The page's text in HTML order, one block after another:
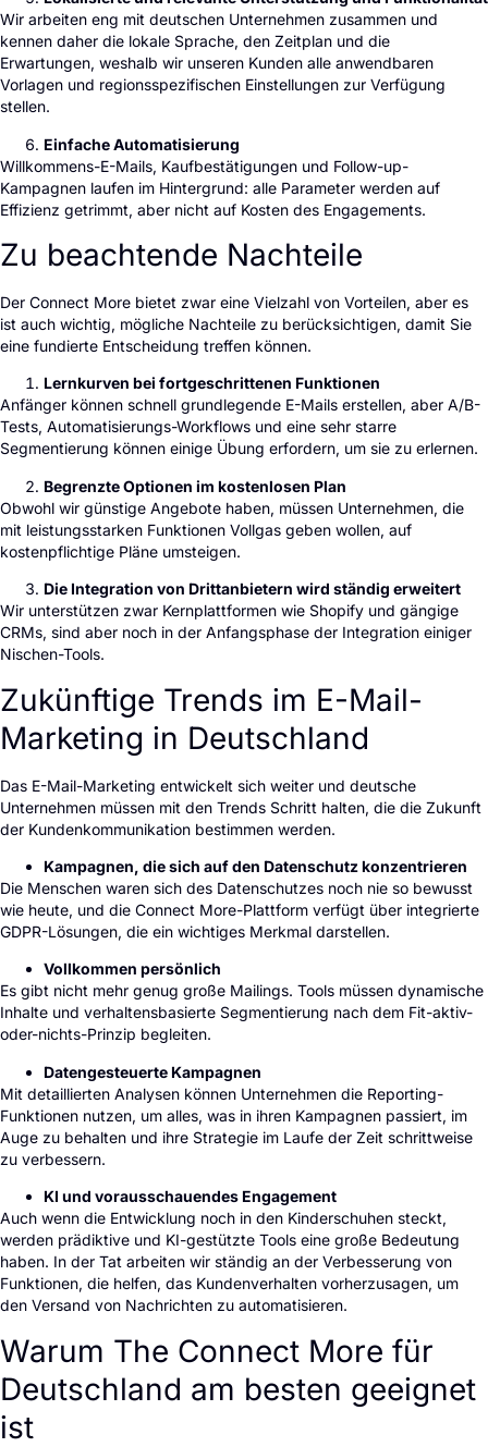
Wir arbeiten eng mit deutschen Unternehmen zusammen und
kennen daher die lokale Sprache, den Zeitplan und die
Erwartungen, weshalb wir unseren Kunden alle anwendbaren
Vorlagen und regionsspezifischen Einstellungen zur Verfügung
stellen.
Einfache Automatisierung
Willkommens-E-Mails, Kaufbestätigungen und Follow-up-
Kampagnen laufen im Hintergrund: alle Parameter werden auf
Effizienz getrimmt, aber nicht auf Kosten des Engagements.
Zu beachtende Nachteile
Der Connect More bietet zwar eine Vielzahl von Vorteilen, aber es
ist auch wichtig, mögliche Nachteile zu berücksichtigen, damit Sie
eine fundierte Entscheidung treffen können.
Lernkurven bei fortgeschrittenen Funktionen
Anfänger können schnell grundlegende E-Mails erstellen, aber A/B-
Tests, Automatisierungs-Workflows und eine sehr starre
Segmentierung können einige Übung erfordern, um sie zu erlernen.
Begrenzte Optionen im kostenlosen Plan
Obwohl wir günstige Angebote haben, müssen Unternehmen, die
mit leistungsstarken Funktionen Vollgas geben wollen, auf
kostenpflichtige Pläne umsteigen.
Die Integration von Drittanbietern wird ständig erweitert
Wir unterstützen zwar Kernplattformen wie Shopify und gängige
CRMs, sind aber noch in der Anfangsphase der Integration einiger
Nischen-Tools.
Zukünftige Trends im E-Mail-
Marketing in Deutschland
Das E-Mail-Marketing entwickelt sich weiter und deutsche
Unternehmen müssen mit den Trends Schritt halten, die die Zukunft
der Kundenkommunikation bestimmen werden.
Kampagnen, die sich auf den Datenschutz konzentrieren
Die Menschen waren sich des Datenschutzes noch nie so bewusst
wie heute, und die Connect More-Plattform verfügt über integrierte
GDPR-Lösungen, die ein wichtiges Merkmal darstellen.
Vollkommen persönlich
Es gibt nicht mehr genug große Mailings. Tools müssen dynamische
Inhalte und verhaltensbasierte Segmentierung nach dem Fit-aktiv-
oder-nichts-Prinzip begleiten.
Datengesteuerte Kampagnen
Mit detaillierten Analysen können Unternehmen die Reporting-
Funktionen nutzen, um alles, was in ihren Kampagnen passiert, im
Auge zu behalten und ihre Strategie im Laufe der Zeit schrittweise
zu verbessern.
KI und vorausschauendes Engagement
Auch wenn die Entwicklung noch in den Kinderschuhen steckt,
werden prädiktive und KI-gestützte Tools eine große Bedeutung
haben. In der Tat arbeiten wir ständig an der Verbesserung von
Funktionen, die helfen, das Kundenverhalten vorherzusagen, um
den Versand von Nachrichten zu automatisieren.
Warum The Connect More für
Deutschland am besten geeignet
ist